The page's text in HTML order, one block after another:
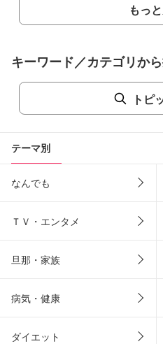
もっ
キーワード／カテゴリか
トピ
テーマ別
なんでも
ＴＶ・エンタメ
旦那・家族
病気・健康
ダイエット